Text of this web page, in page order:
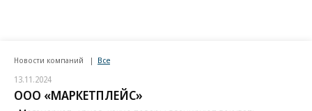
Новости компаний Все
13.11.2024
ООО «МАРКЕТПЛЕЙС»